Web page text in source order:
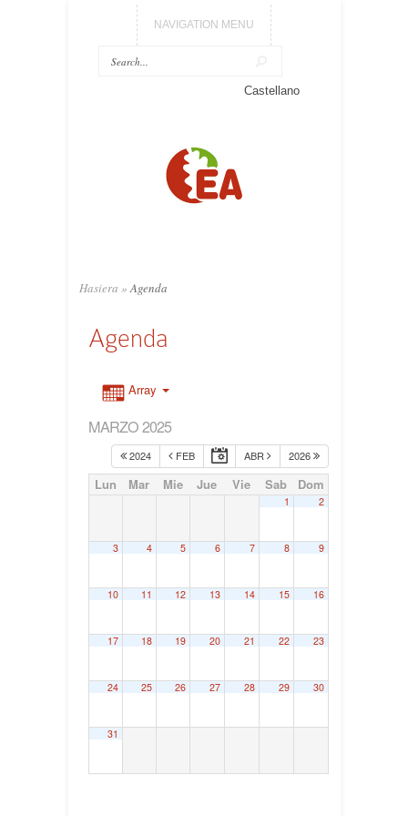
NAVIGATION MENU
Castellano
Hasiera » Agenda
Agenda
Array
MARZO 2025
2024 FEB ABR 2026
Lun Mar Mie Jue Vie Sab Dom
1 2
3 4 5 6 7 8 9
10 11 12 13 14 15 16
17 18 19 20 21 22 23
24 25 26 27 28 29 30
31